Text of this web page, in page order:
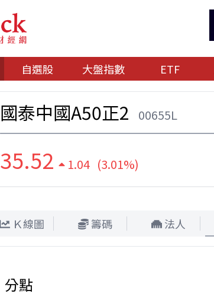
自選股 大盤指數 ETF
國泰中國A50正2 00655L
35.52 1.04 (3.01%)
Ｋ線圖 籌碼 法人
分點